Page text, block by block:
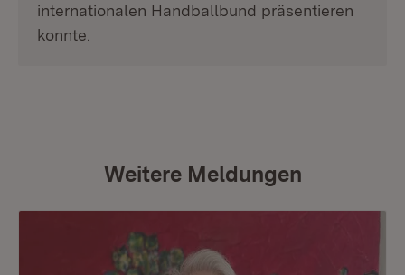
internationalen Handballbund präsentieren
konnte.
Weitere Meldungen